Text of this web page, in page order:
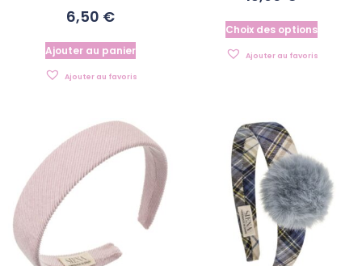
6,50 €
Ajouter au panier
Ajouter au favoris
Choix des options
Ajouter au favoris